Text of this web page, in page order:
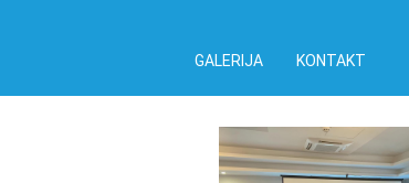
GALERIJA KONTAKT